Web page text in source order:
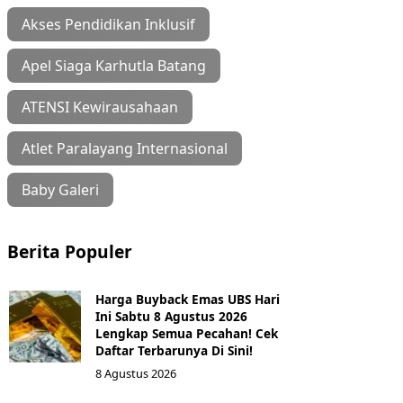
Akses Pendidikan Inklusif
Apel Siaga Karhutla Batang
ATENSI Kewirausahaan
Atlet Paralayang Internasional
Baby Galeri
Berita Populer
Harga Buyback Emas UBS Hari
Ini Sabtu 8 Agustus 2026
Lengkap Semua Pecahan! Cek
Daftar Terbarunya Di Sini!
8 Agustus 2026